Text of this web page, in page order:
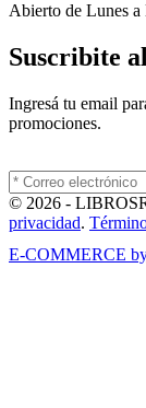
Abierto de Lunes a
Suscribite
Ingresá tu email
promociones.
© 2026 -
privacidad.
E-COMMERCE